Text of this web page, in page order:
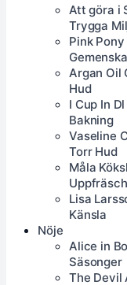
Att göra i
Trygga
Pink
Argan Oil
Hud
I Cup In
Bakning
Vaseline
Torr Hud
Måla
Lisa
Känsla
Nöje
Alice in
Säsonger
The Devil